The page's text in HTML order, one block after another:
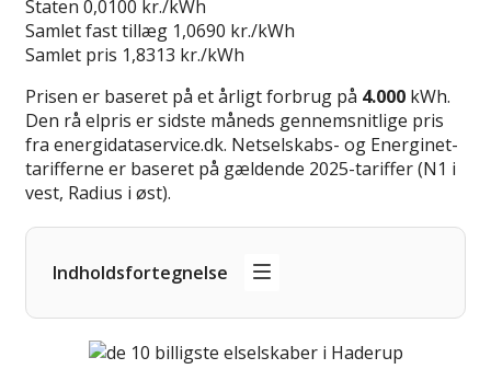
Staten 0,0100 kr./kWh
Samlet fast tillæg 1,0690 kr./kWh
Samlet pris 1,8313 kr./kWh
Prisen er baseret på et årligt forbrug på 4.000 kWh.
Den rå elpris er sidste måneds gennemsnitlige pris
fra energidataservice.dk. Netselskabs- og Energinet-
tarifferne er baseret på gældende 2025-tariffer (N1 i
vest, Radius i øst).
Indholdsfortegnelse